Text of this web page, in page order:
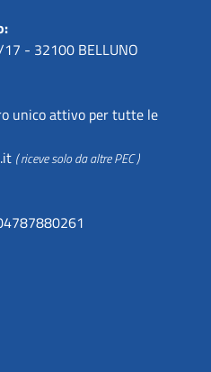
- 32100 BELLUNO
unico attivo per tutte le
( riceve solo da altre PEC )